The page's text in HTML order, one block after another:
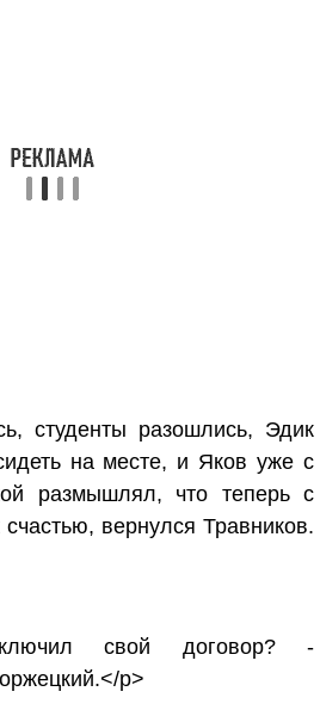
студенты разошлись, Эдик
на месте, и Яков уже с
размышлял, что теперь с
вернулся Травников.
свой договор? -
p>